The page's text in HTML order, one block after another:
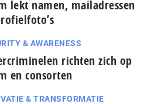
lekt namen, mailadressen
& AWARENESS
richten zich op
en consorten
& TRANSFORMATIE